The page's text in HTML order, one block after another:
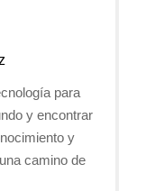
para
y encontrar
y
camino de